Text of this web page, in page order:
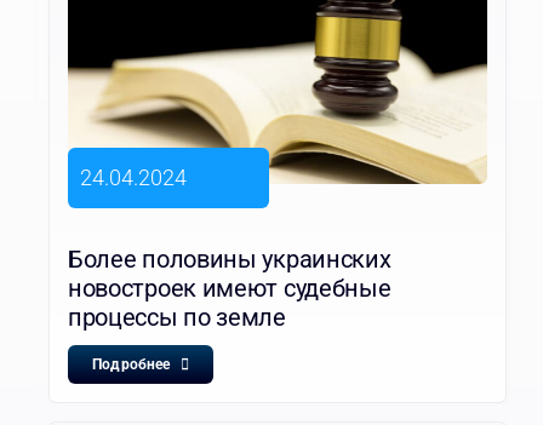
24.04.2024
Более половины украинских
новостроек имеют судебные
процессы по земле
Подробнее